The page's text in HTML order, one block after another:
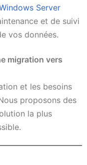
Server
et de suivi
vos données.
migration vers
et les besoins
proposons des
la plus